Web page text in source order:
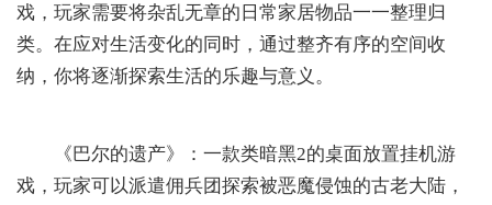
戏，玩家需要将杂乱无章的日常家居物品一一整理归
类。在应对生活变化的同时，通过整齐有序的空间收
纳，你将逐渐探索生活的乐趣与意义。
‌《巴尔的遗产》‌：一款类暗黑2的桌面放置挂机游
戏，玩家可以派遣佣兵团探索被恶魔侵蚀的古老大陆，